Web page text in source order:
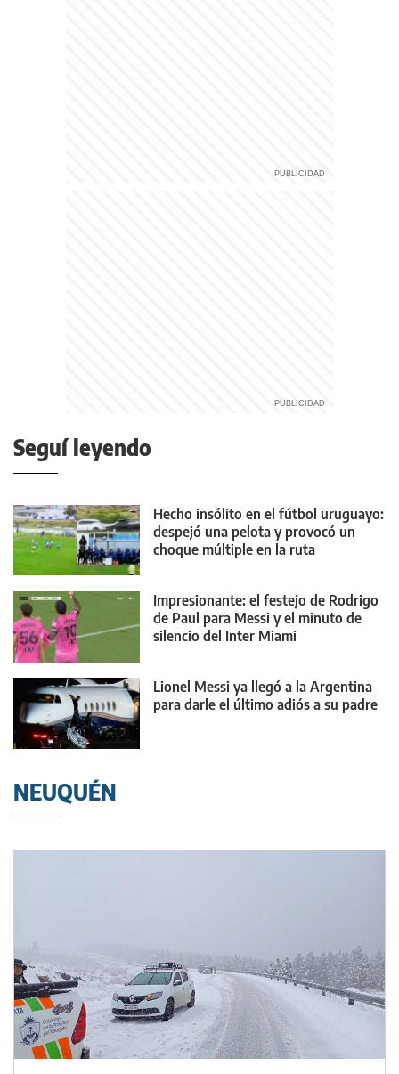
Seguí leyendo
Hecho insólito en el fútbol uruguayo:
despejó una pelota y provocó un
choque múltiple en la ruta
Impresionante: el festejo de Rodrigo
de Paul para Messi y el minuto de
silencio del Inter Miami
Lionel Messi ya llegó a la Argentina
para darle el último adiós a su padre
NEUQUÉN